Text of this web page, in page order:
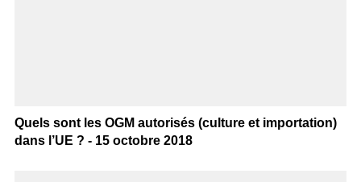
Quels sont les OGM autorisés (culture et importation)
dans l’UE ? - 15 octobre 2018